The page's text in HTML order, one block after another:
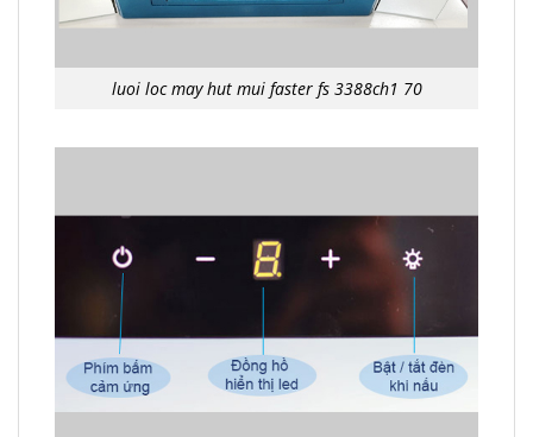
luoi loc may hut mui faster fs 3388ch1 70